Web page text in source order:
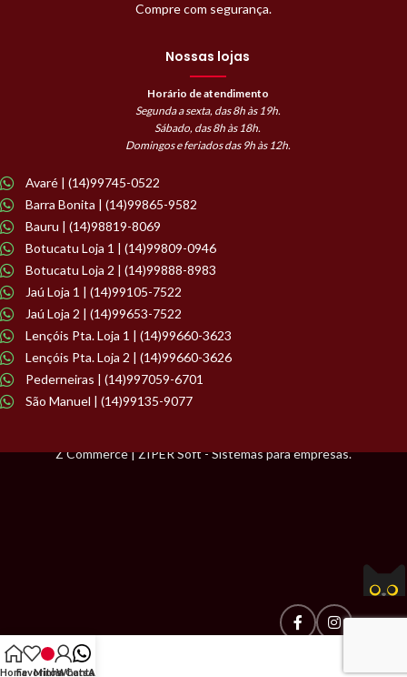
Compre com segurança.
Nossas lojas
Horário de atendimento
Segunda a sexta, das 8h às 19h.
Sábado, das 8h às 18h.
Domingos e feriados das 9h às 12h.
Avaré | (14)99745-0522
Barra Bonita | (14)99865-9582
Bauru | (14)98819-8069
Botucatu Loja 1 | (14)99809-0946
Botucatu Loja 2 | (14)99888-8983
Jaú Loja 1 | (14)99105-7522
Jaú Loja 2 | (14)99653-7522
Lençóis Pta. Loja 1 | (14)99660-3623
Lençóis Pta. Loja 2 | (14)99660-3626
Pederneiras | (14)997059-6701
São Manuel | (14)99135-9077
Z Commerce | ZIPER Soft - Sistemas para empresas.
HomeFavoritos
Minha Conta
WhatsApp